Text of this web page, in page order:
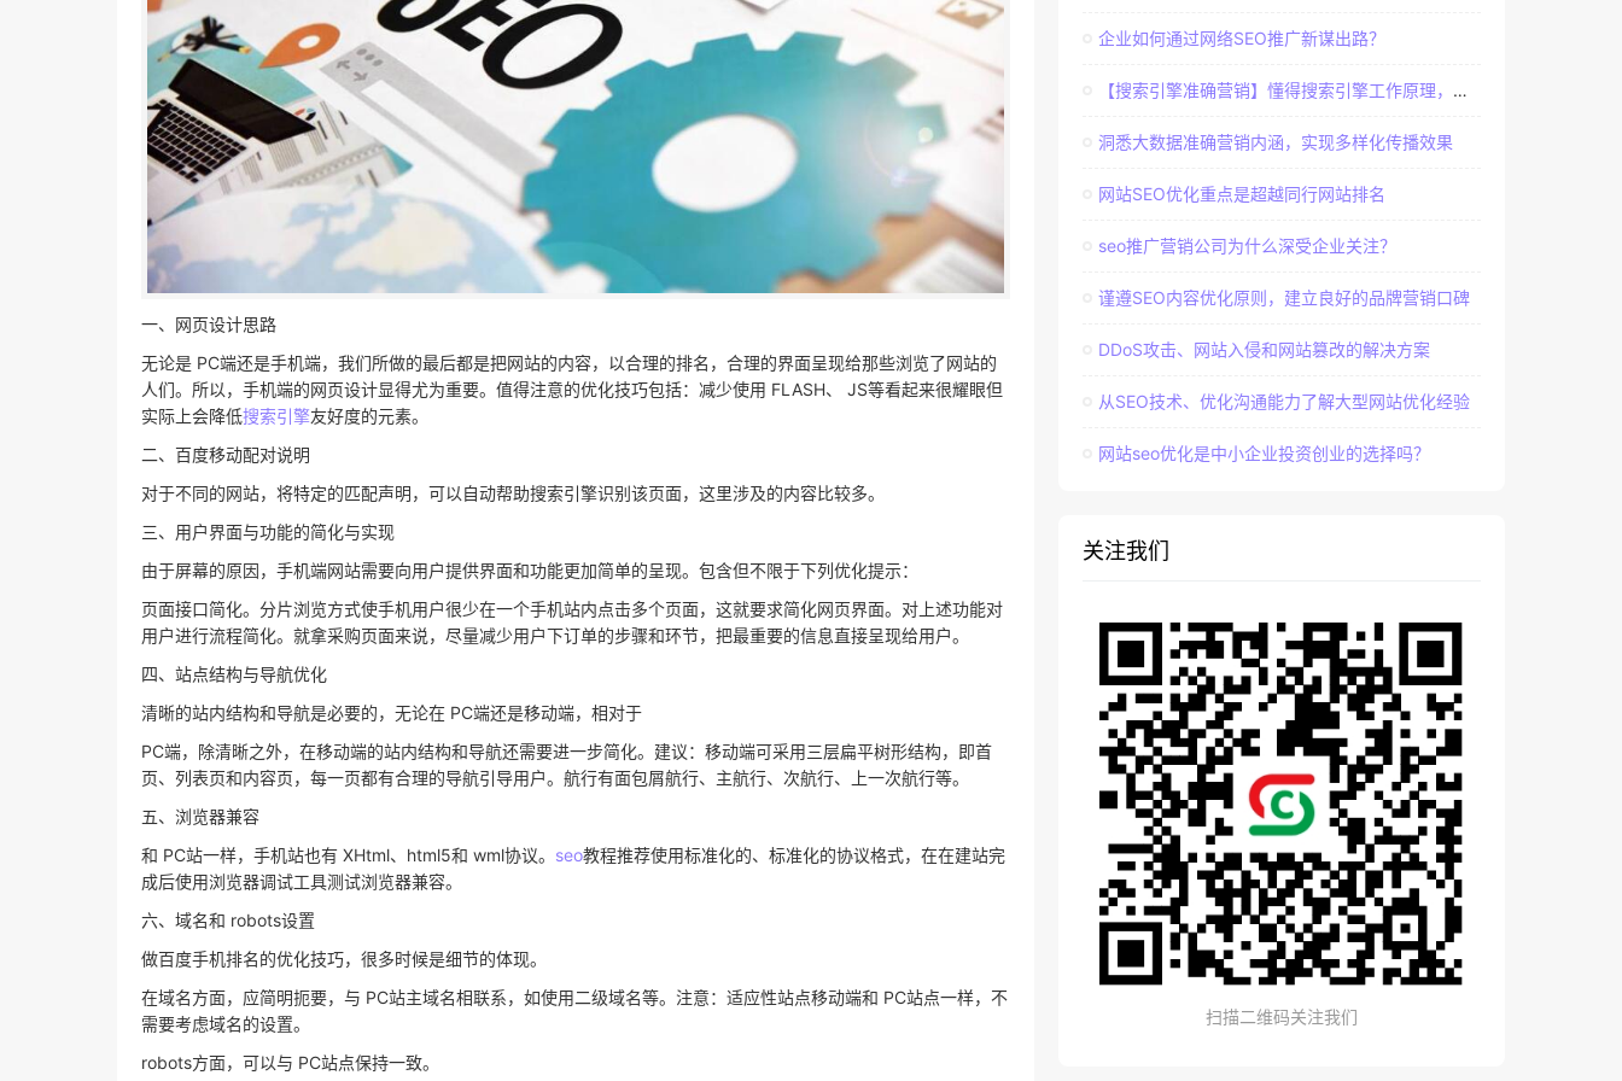
一、网页设计思路
无论是 PC端还是手机端，我们所做的最后都是把网站的内容，以合理的排名，合理的界面呈现给那些浏览了网站的
人们。所以，手机端的网页设计显得尤为重要。值得注意的优化技巧包括：减少使用 FLASH、 JS等看起来很耀眼但
实际上会降低搜索引擎友好度的元素。
二、百度移动配对说明
对于不同的网站，将特定的匹配声明，可以自动帮助搜索引擎识别该页面，这里涉及的内容比较多。
三、用户界面与功能的简化与实现
由于屏幕的原因，手机端网站需要向用户提供界面和功能更加简单的呈现。包含但不限于下列优化提示：
页面接口简化。分片浏览方式使手机用户很少在一个手机站内点击多个页面，这就要求简化网页界面。对上述功能对
用户进行流程简化。就拿采购页面来说，尽量减少用户下订单的步骤和环节，把最重要的信息直接呈现给用户。
四、站点结构与导航优化
清晰的站内结构和导航是必要的，无论在 PC端还是移动端，相对于
PC端，除清晰之外，在移动端的站内结构和导航还需要进一步简化。建议：移动端可采用三层扁平树形结构，即首
页、列表页和内容页，每一页都有合理的导航引导用户。航行有面包屑航行、主航行、次航行、上一次航行等。
五、浏览器兼容
和 PC站一样，手机站也有 XHtml、html5和 wml协议。 seo教程推荐使用标准化的、标准化的协议格式，在在建站完
成后使用浏览器调试工具测试浏览器兼容。
六、域名和 robots设置
做百度手机排名的优化技巧，很多时候是细节的体现。
在域名方面，应简明扼要，与 PC站主域名相联系，如使用二级域名等。注意：适应性站点移动端和 PC站点一样，不
需要考虑域名的设置。
robots方面，可以与 PC站点保持一致。
企业如何通过网络SEO推广新谋出路？
【搜索引擎准确营销】懂得搜索引擎工作原理，建立准确客户群体
洞悉大数据准确营销内涵，实现多样化传播效果
网站SEO优化重点是超越同行网站排名
seo推广营销公司为什么深受企业关注？
谨遵SEO内容优化原则，建立良好的品牌营销口碑
DDoS攻击、网站入侵和网站篡改的解决方案
从SEO技术、优化沟通能力了解大型网站优化经验
网站seo优化是中小企业投资创业的选择吗？
关注我们
扫描二维码关注我们